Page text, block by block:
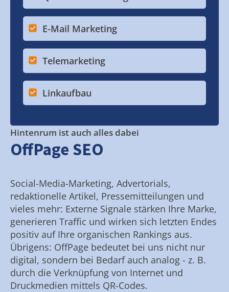
E-Mail Marketing
Telemarketing
Linkaufbau
Hintenrum ist auch alles dabei
OffPage SEO
Social-Media-Marketing, Advertorials,
redaktionelle Artikel, Pressemitteilungen und
vieles mehr: Externe Signale stärken Ihre Marke,
generieren Traffic und wirken sich letzten Endes
positiv auf Ihre organischen Rankings aus.
Übrigens: OffPage bedeutet bei uns nicht nur
digital, sondern bei Bedarf auch analog - z. B.
durch die Verknüpfung von Internet und
Druckmedien mittels QR-Codes.